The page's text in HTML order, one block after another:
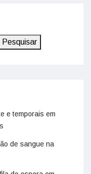
Pesquisar
e temporais em
de sangue na